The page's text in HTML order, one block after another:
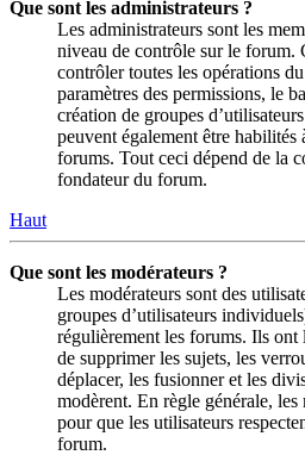
Que sont les administrateurs ?
Les administrateurs sont les
niveau de contrôle sur le forum.
contrôler toutes les opérations
paramètres des permissions, le
création de groupes
peuvent également être habilités
forums. Tout ceci dépend de la
fondateur du forum.
Haut
Que sont les modérateurs ?
Les modérateurs sont des
groupes d’utilisateurs
régulièrement les forums. Ils
de supprimer les sujets, les
déplacer, les fusionner et les
modèrent. En règle générale, les
pour que les utilisateurs
forum.